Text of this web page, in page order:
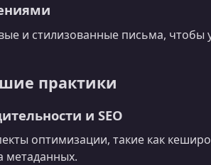
и стилизованные письма, чтобы
практики
и SEO
оптимизации, такие как
метаданных.